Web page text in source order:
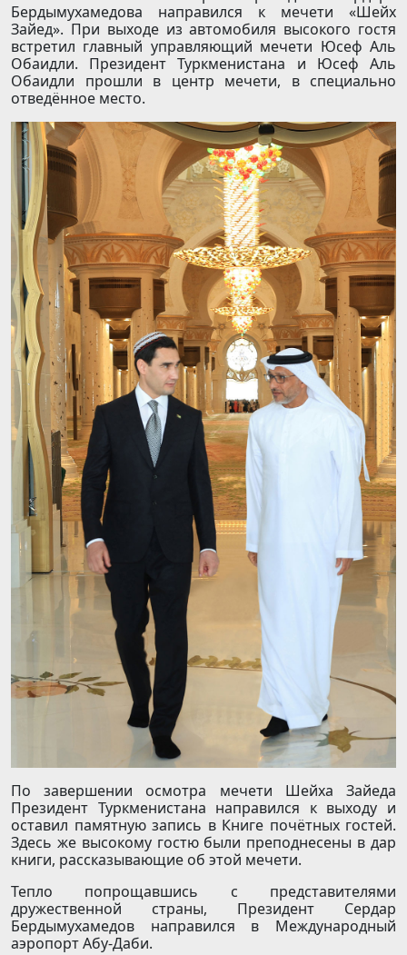
Бердымухамедова направился к мечети «Шейх
Зайед». При выходе из автомобиля высокого гостя
встретил главный управляющий мечети Юсеф Аль
Обаидли. Президент Туркменистана и Юсеф Аль
Обаидли прошли в центр мечети, в специально
отведённое место.
По завершении осмотра мечети Шейха Зайеда
Президент Туркменистана направился к выходу и
оставил памятную запись в Книге почётных гостей.
Здесь же высокому гостю были преподнесены в дар
книги, рассказывающие об этой мечети.
Тепло попрощавшись с представителями
дружественной страны, Президент Сердар
Бердымухамедов направился в Международный
аэропорт Абу-Даби.